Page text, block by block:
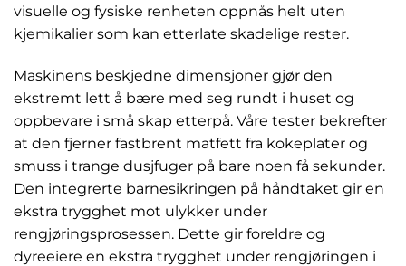
visuelle og fysiske renheten oppnås helt uten
kjemikalier som kan etterlate skadelige rester.
Maskinens beskjedne dimensjoner gjør den
ekstremt lett å bære med seg rundt i huset og
oppbevare i små skap etterpå. Våre tester bekrefter
at den fjerner fastbrent matfett fra kokeplater og
smuss i trange dusjfuger på bare noen få sekunder.
Den integrerte barnesikringen på håndtaket gir en
ekstra trygghet mot ulykker under
rengjøringsprosessen. Dette gir foreldre og
dyreeiere en ekstra trygghet under rengjøringen i